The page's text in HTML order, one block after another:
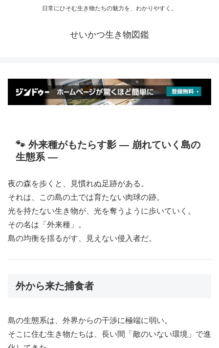
日常にひそむ生き物たちの魅力を、わかりやすく。
せいかつ生き物図鑑
🐾 外来種がもたらす影 ― 崩れていく島の
生態系 ―
夜の森を歩くと、見慣れぬ足跡がある。
それは、この島の土では育たない肉球の跡。
光を持たない生き物が、光を奪うように歩いていく。
その名は「外来種」。
島の均衡を揺るがす、見えない侵入者だ。
外から来た捕食者
島の生態系は、外界からの干渉に極端に弱い。
そこに住む生き物たちは、長い間「敵のいない環境」で進